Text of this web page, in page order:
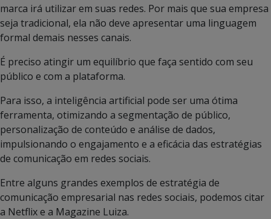
marca irá utilizar em suas redes. Por mais que sua empresa
seja tradicional, ela não deve apresentar uma linguagem
formal demais nesses canais.
É preciso atingir um equilíbrio que faça sentido com seu
público e com a plataforma.
Para isso, a inteligência artificial pode ser uma ótima
ferramenta, otimizando a segmentação de público,
personalização de conteúdo e análise de dados,
impulsionando o engajamento e a eficácia das estratégias
de comunicação em redes sociais.
Entre alguns grandes exemplos de estratégia de
comunicação empresarial nas redes sociais, podemos citar
a Netflix e a Magazine Luiza.